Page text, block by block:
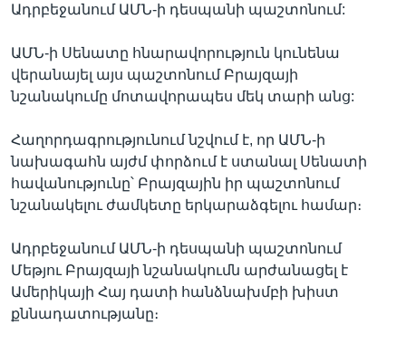
Ադրբեջանում ԱՄՆ-ի դեսպանի պաշտոնում:
ԱՄՆ-ի Սենատը հնարավորություն կունենա
վերանայել այս պաշտոնում Բրայզայի
նշանակումը մոտավորապես մեկ տարի անց:
Հաղորդագրությունում նշվում է, որ ԱՄՆ-ի
նախագահն այժմ փորձում է ստանալ Սենատի
հավանությունը՝ Բրայզային իր պաշտոնում
նշանակելու ժամկետը երկարաձգելու համար։
Ադրբեջանում ԱՄՆ-ի դեսպանի պաշտոնում
Մեթյու Բրայզայի նշանակումն արժանացել է
Ամերիկայի Հայ դատի հանձնախմբի խիստ
քննադատությանը։